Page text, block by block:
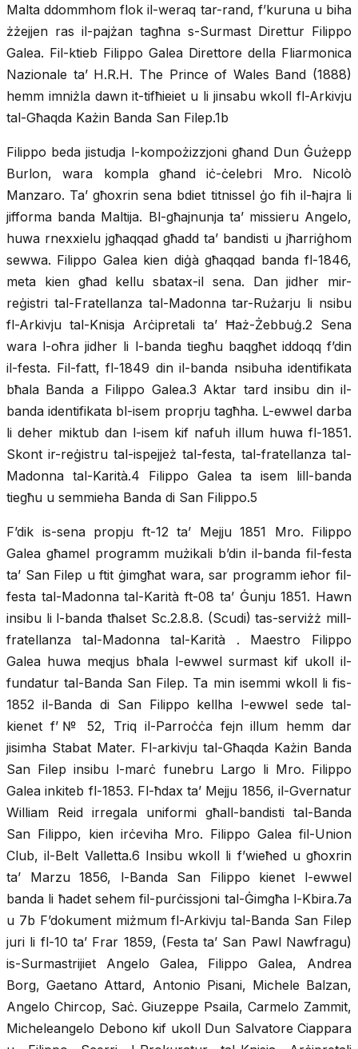
Malta ddommhom flok il-weraq tar-rand, f’kuruna u biha
żżejjen ras il-pajżan tagħna s-Surmast Direttur Filippo
Galea. Fil-ktieb Filippo Galea Direttore della Fliarmonica
Nazionale ta’ H.R.H. The Prince of Wales Band (1888)
hemm imniżla dawn it-tifħieiet u li jinsabu wkoll fl-Arkivju
tal-Għaqda Każin Banda San Filep.1b
Filippo beda jistudja l-kompożizzjoni għand Dun Ġużepp
Burlon, wara kompla għand iċ-ċelebri Mro. Nicolò
Manzaro. Ta’ għoxrin sena bdiet titnissel ġo fih il-ħajra li
jifforma banda Maltija. Bl-għajnunja ta’ missieru Angelo,
huwa rnexxielu jgħaqqad għadd ta’ bandisti u jħarriġhom
sewwa. Filippo Galea kien diġà għaqqad banda fl-1846,
meta kien għad kellu sbatax-il sena. Dan jidher mir-
reġistri tal-Fratellanza tal-Madonna tar-Rużarju li nsibu
fl-Arkivju tal-Knisja Arċipretali ta’ Ħaż-Żebbuġ.2 Sena
wara l-oħra jidher li l-banda tiegħu baqgħet iddoqq f’din
il-festa. Fil-fatt, fl-1849 din il-banda nsibuha identifikata
bħala Banda a Filippo Galea.3 Aktar tard insibu din il-
banda identifikata bl-isem proprju tagħha. L-ewwel darba
li deher miktub dan l-isem kif nafuh illum huwa fl-1851.
Skont ir-reġistru tal-ispejjeż tal-festa, tal-fratellanza tal-
Madonna tal-Karità.4 Filippo Galea ta isem lill-banda
tiegħu u semmieha Banda di San Filippo.5
F’dik is-sena propju ft-12 ta’ Mejju 1851 Mro. Filippo
Galea għamel programm mużikali b’din il-banda fil-festa
ta’ San Filep u ftit ġimgħat wara, sar programm ieħor fil-
festa tal-Madonna tal-Karità ft-08 ta’ Ġunju 1851. Hawn
insibu li l-banda tħalset Sc.2.8.8. (Scudi) tas-serviżż mill-
fratellanza tal-Madonna tal-Karità . Maestro Filippo
Galea huwa meqjus bħala l-ewwel surmast kif ukoll il-
fundatur tal-Banda San Filep. Ta min isemmi wkoll li fis-
1852 il-Banda di San Filippo kellha l-ewwel sede tal-
kienet f’№ 52, Triq il-Parroċċa fejn illum hemm dar
jisimha Stabat Mater. Fl-arkivju tal-Għaqda Każin Banda
San Filep insibu l-marċ funebru Largo li Mro. Filippo
Galea inkiteb fl-1853. Fl-ħdax ta’ Mejju 1856, il-Gvernatur
William Reid irregala uniformi għall-bandisti tal-Banda
San Filippo, kien irċeviha Mro. Filippo Galea fil-Union
Club, il-Belt Valletta.6 Insibu wkoll li f’wieħed u għoxrin
ta’ Marzu 1856, l-Banda San Filippo kienet l-ewwel
banda li ħadet sehem fil-purċissjoni tal-Ġimgħa l-Kbira.7a
u 7b F’dokument miżmum fl-Arkivju tal-Banda San Filep
juri li fl-10 ta’ Frar 1859, (Festa ta’ San Pawl Nawfragu)
is-Surmastrijiet Angelo Galea, Filippo Galea, Andrea
Borg, Gaetano Attard, Antonio Pisani, Michele Balzan,
Angelo Chircop, Saċ. Giuzeppe Psaila, Carmelo Zammit,
Micheleangelo Debono kif ukoll Dun Salvatore Ciappara